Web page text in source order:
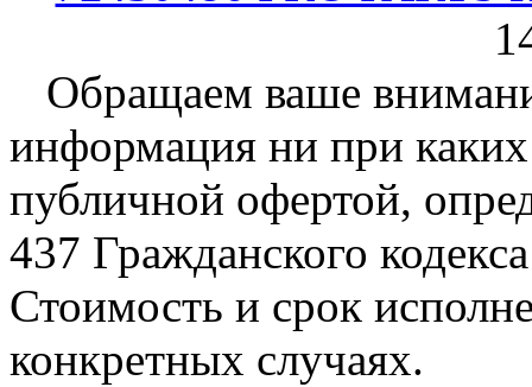
Обращаем ваше
информация ни при каких
публичной офертой,
437 Гражданского
Стоимость и срок
конкретных случаях.